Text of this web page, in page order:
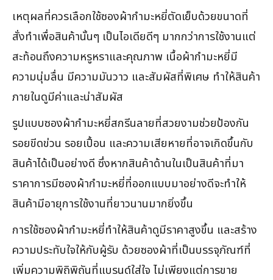
เหตุผลที่ควรเลือกใช้ซองผ้ากำมะหยี่ตัดเย็บด้วยขนาดที่
สั่งทำเพื่อสินค้านั้นๆ เป็นไอเดียดีๆ มากกว่าการใช้งานแต่
สะท้อนถึงความหรูหราและคุณภาพ เนื้อผ้ากำมะหยี่มี
ความนุ่มลื่น มีความมันวาว และสัมผัสที่พิเศษ ทำให้สินค้า
ภายในดูมีค่าและน่าสัมผัส
รูปแบบซองผ้ากำมะหยี่สกรีนลายที่สวยงามช่วยป้องกัน
รอยขีดข่วน รอยเปื้อน และความเสียหายที่อาจเกิดขึ้นกับ
สินค้าได้เป็นอย่างดี ซึ่งหากสินค้าด้านในเป็นสินค้าที่มา
ราคาการมีซองผ้ากำมะหยี่ที่ออกแบบมาอย่างดีจะทำให้
สินค้ามีอายุการใช้งานที่ยาวนานมากยิ่งขึ้น
การใช้ซองผ้ากำมะหยี่ทำให้สินค้าดูมีราคาสูงขึ้น และสร้าง
ความประทับใจให้กับผู้รับ ด้วยซองผ้าที่เป็นบรรจุภัณฑ์ที่
เพิ่มความพิถิพิถันที่แบรนด์ใส่ใจ ไม่เพียงแต่การขาย